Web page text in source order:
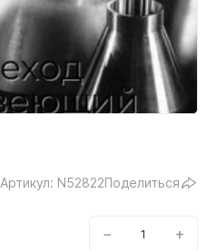
Артикул: N52822Поделиться
− +